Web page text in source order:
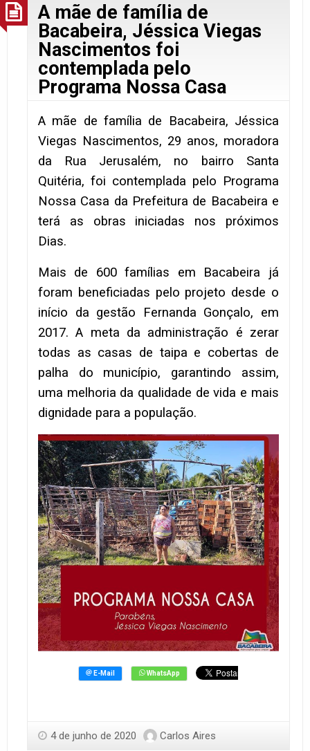
A mãe de família de
Bacabeira, Jéssica Viegas
Nascimentos foi
contemplada pelo
Programa Nossa Casa
A mãe de família de Bacabeira, Jéssica
Viegas Nascimentos, 29 anos, moradora
da Rua Jerusalém, no bairro Santa
Quitéria, foi contemplada pelo Programa
Nossa Casa da Prefeitura de Bacabeira e
terá as obras iniciadas nos próximos
Dias.
Mais de 600 famílias em Bacabeira já
foram beneficiadas pelo projeto desde o
início da gestão Fernanda Gonçalo, em
2017. A meta da administração é zerar
todas as casas de taipa e cobertas de
palha do município, garantindo assim,
uma melhoria da qualidade de vida e mais
dignidade para a população.
4 de junho de 2020 Carlos Aires